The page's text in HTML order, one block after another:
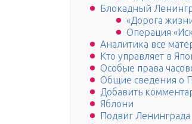
Блокадный
«Дорога
Операция
Аналитика все
Кто управляет в
Особые права
Общие сведения о
Добавить
Яблони
Подвиг Ленинграда